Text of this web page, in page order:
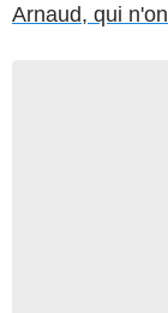
Arnaud, qui